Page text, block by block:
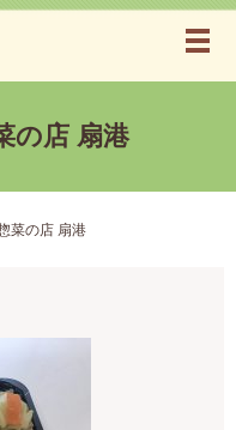
メ
の店 扇港
菜の店 扇港